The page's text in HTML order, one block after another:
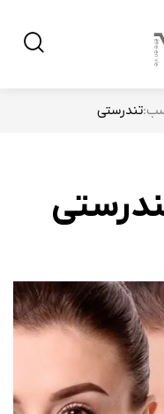
تندرستی